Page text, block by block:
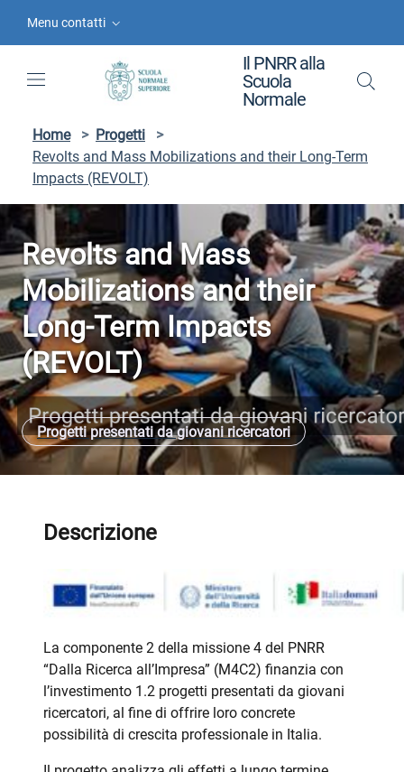
Menu contatti
Il PNRR alla
Scuola
Normale
Home > Progetti
>
Revolts and Mass Mobilizations and their Long-Term
Impacts (REVOLT)
Revolts and Mass
Mobilizations and their
Long-Term Impacts
(REVOLT)
Progetti presentati da giovani ricercatori
Descrizione
La componente 2 della missione 4 del PNRR
“Dalla Ricerca all’Impresa” (M4C2) finanzia con
l’investimento 1.2 progetti presentati da giovani
ricercatori, al fine di offrire loro concrete
possibilità di crescita professionale in Italia.